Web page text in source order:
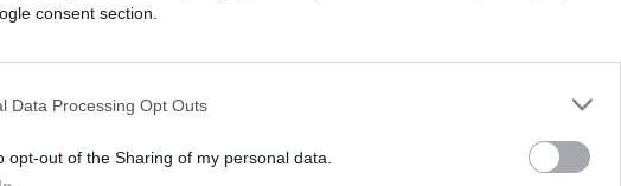
consent section.
Data Processing Opt Outs
opt-out of the Sharing of my personal data.